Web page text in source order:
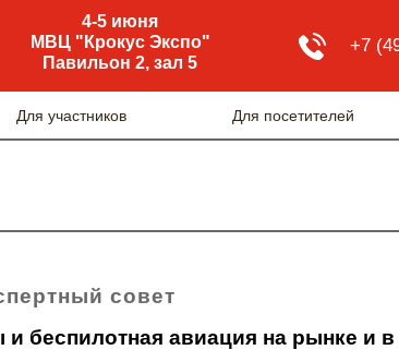
4-5 июня
МВЦ "Крокус Экспо"
Павильон 2, зал 5
+7
Для участников Для посетителей
совет
беспилотная авиация на рынке и в